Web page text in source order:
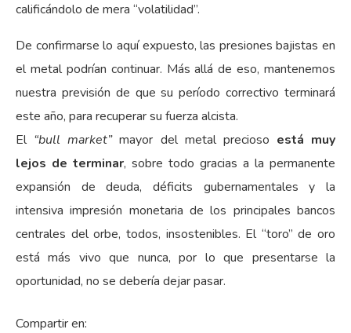
calificándolo de mera “volatilidad”.
De confirmarse lo aquí expuesto, las presiones bajistas en
el metal podrían continuar. Más allá de eso, mantenemos
nuestra previsión de que su período correctivo terminará
este año, para recuperar su fuerza alcista.
El “bull market”mayor del metal precioso está muy
lejos de terminar, sobre todo gracias a la permanente
expansión de deuda, déficits gubernamentales y la
intensiva impresión monetaria de los principales bancos
centrales del orbe, todos, insostenibles. El “toro” de oro
está más vivo que nunca, por lo que presentarse la
oportunidad, no se debería dejar pasar.